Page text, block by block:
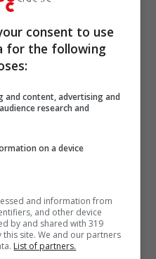
la vicenda Monte
potrebbe aver
sul Partito
il 50% degli
partito di Bersani in
di quanto sta
d’Italia.
consent to use
for the following
and content, advertising and
research and
on a device
and information from
and other device
by and shared with 319
site. We and our partners
List of partners.